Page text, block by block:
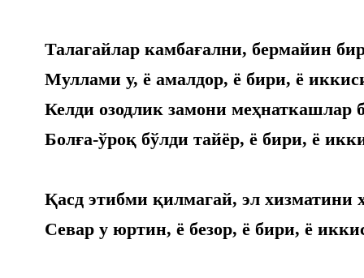
Талагайлар камбағални, бермайин
Муллами у, ё амалдор, ё бири, ё
Келди озодлик замони меҳнаткашлар
Болға-ўроқ бўлди тайёр, ё бири, ё
Қасд этибми қилмагай, эл хизматини
Севар у юртин, ё безор, ё бири, ё